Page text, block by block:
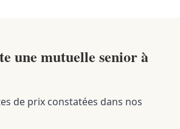
une mutuelle senior à
de prix constatées dans nos